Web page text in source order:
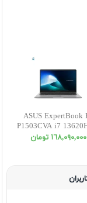
ASUS ExpertBook
P1503CVA i7
512SSD INT FHD
١٦٨,٠٩٠,٠٠٠ تومان